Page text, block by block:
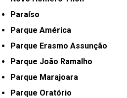
Paraíso
Parque América
Parque Erasmo Assunção
Parque João Ramalho
Parque Marajoara
Parque Oratório